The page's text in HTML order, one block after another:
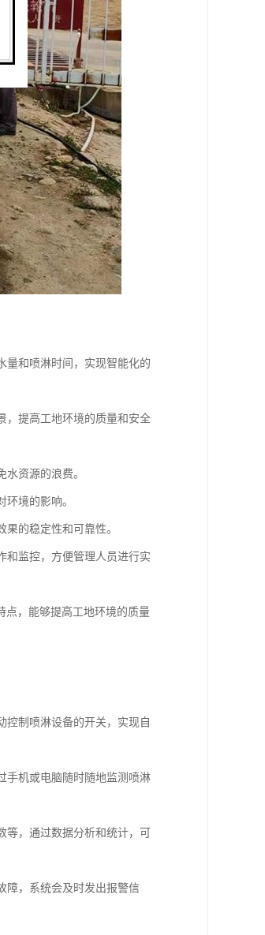
量和喷淋时间，实现智能化的
，提高工地环境的质量和安全
资源的浪费。
境的影响。
的稳定性和可靠性。
和监控，方便管理人员进行实
点，能够提高工地环境的质量
控制喷淋设备的开关，实现自
手机或电脑随时随地监测喷淋
，通过数据分析和统计，可
障，系统会及时发出报警信